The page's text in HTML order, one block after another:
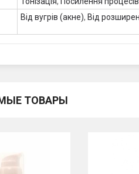
Від вугрів (акне), Від
ТОВАРЫ